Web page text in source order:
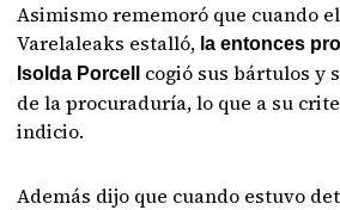
Asimismo rememoró que cuando
Varelaleaks estalló, la entonces
Isolda Porcell cogió sus bártulos y
de la procuraduría, lo que a su
indicio.
Además dijo que cuando estuvo